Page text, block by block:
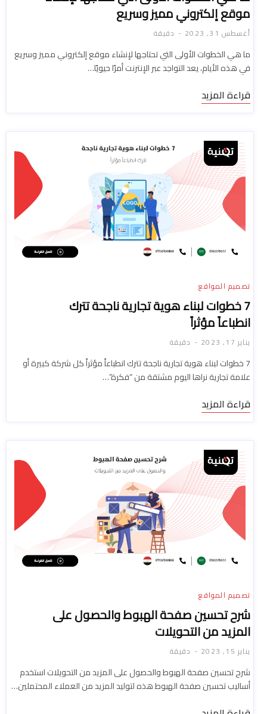
موقع إلكتروني مميز وسريع
أغسطس 31, 2023 دقيقة
ما هي الخطوات الأولى التي تحتاجها لإنشاء موقع إلكتروني مميز وسريع
في هذه الأيام، يعد التواجد عبر الإنترنت أمرًا حيويًا…
قراءة المزيد
تصميم المواقع
7 خطوات لبناء هوية تجارية ناجحة تترك
انطباعاً مؤثراً
يناير 17, 2023 دقيقة
7 خطوات لبناء هوية تجارية ناجحة تترك انطباعاً مؤثراً كل شركة كبيرة أو
علامة تجارية نراها اليوم مشتقة من “فكرة”…
قراءة المزيد
تصميم المواقع
شرح تحسين صفحة الهبوط والحصول على
المزيد من التحويلات
يناير 15, 2023 دقيقة
شرح تحسين صفحة الهبوط والحصول على المزيد من التحويلات استخدم
أساليب تحسين صفحة الهبوط هذه لتوليد المزيد من العملاء المحتملين…